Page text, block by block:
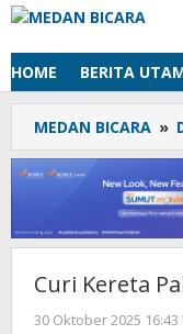
Lewati
konten
HOME BERITA
MEDAN BICARA »
Curi Kereta
30 Oktober 2025 16:43